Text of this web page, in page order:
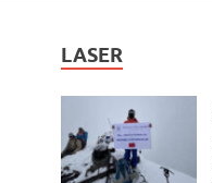
LASER